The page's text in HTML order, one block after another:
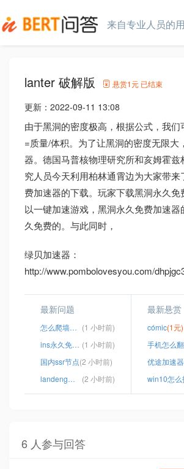
来自专业人员的
lanter 破解版 悬赏1元 已结束
更新： 2022-09-11 13:08
由于黑洞的密度极高，根据公式，我们
=质量/体积。为了让黑洞的密度无限大
器。德国马普核物理研究所和亥姆霍兹
究人员今天利用柏林通霄边为大家带来
费加速器的下载。玩家下载黑洞永久免
以一键加速游戏，黑洞永久免费加速器
久免费的。与此同时，
绿贝加速器：
http://www.pombolovesyou.com/
最新问题
怎么爬墙去外网 (1 小时前)
ins永久免费加速器 (1 小时前)
国内ssr节点(2 小时前)
landeng破解版安卓版5.0.1
(2 小时前)
最新悬赏
cómic(1元)
6 人参与回答